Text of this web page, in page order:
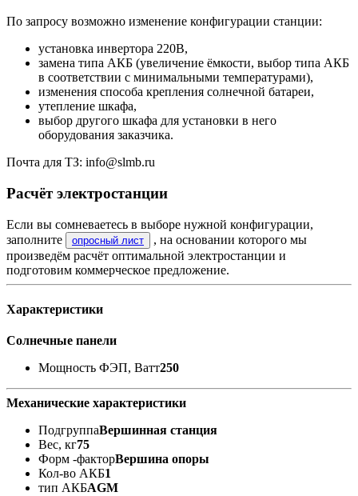
По запросу возможно изменение конфигурации станции:
установка инвертора 220В,
замена типа АКБ (увеличение ёмкости, выбор типа АКБ
в соответствии с минимальными температурами),
изменения способа крепления солнечной батареи,
утепление шкафа,
выбор другого шкафа для установки в него
оборудования заказчика.
Почта для ТЗ: info@slmb.ru
Расчёт электростанции
Если вы сомневаетесь в выборе нужной конфигурации,
заполните
опросный лист
, на основании которого мы
произведём расчёт оптимальной электростанции и
подготовим коммерческое предложение.
Характеристики
Солнечные панели
Мощность ФЭП, Ватт250
Механические характеристики
ПодгруппаВершинная станция
Вес, кг75
Форм -факторВершина опоры
Кол-во АКБ1
тип АКБAGM